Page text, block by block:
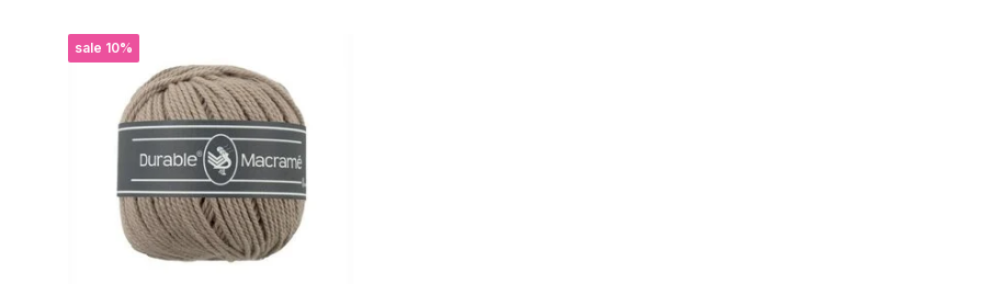
sale 10%